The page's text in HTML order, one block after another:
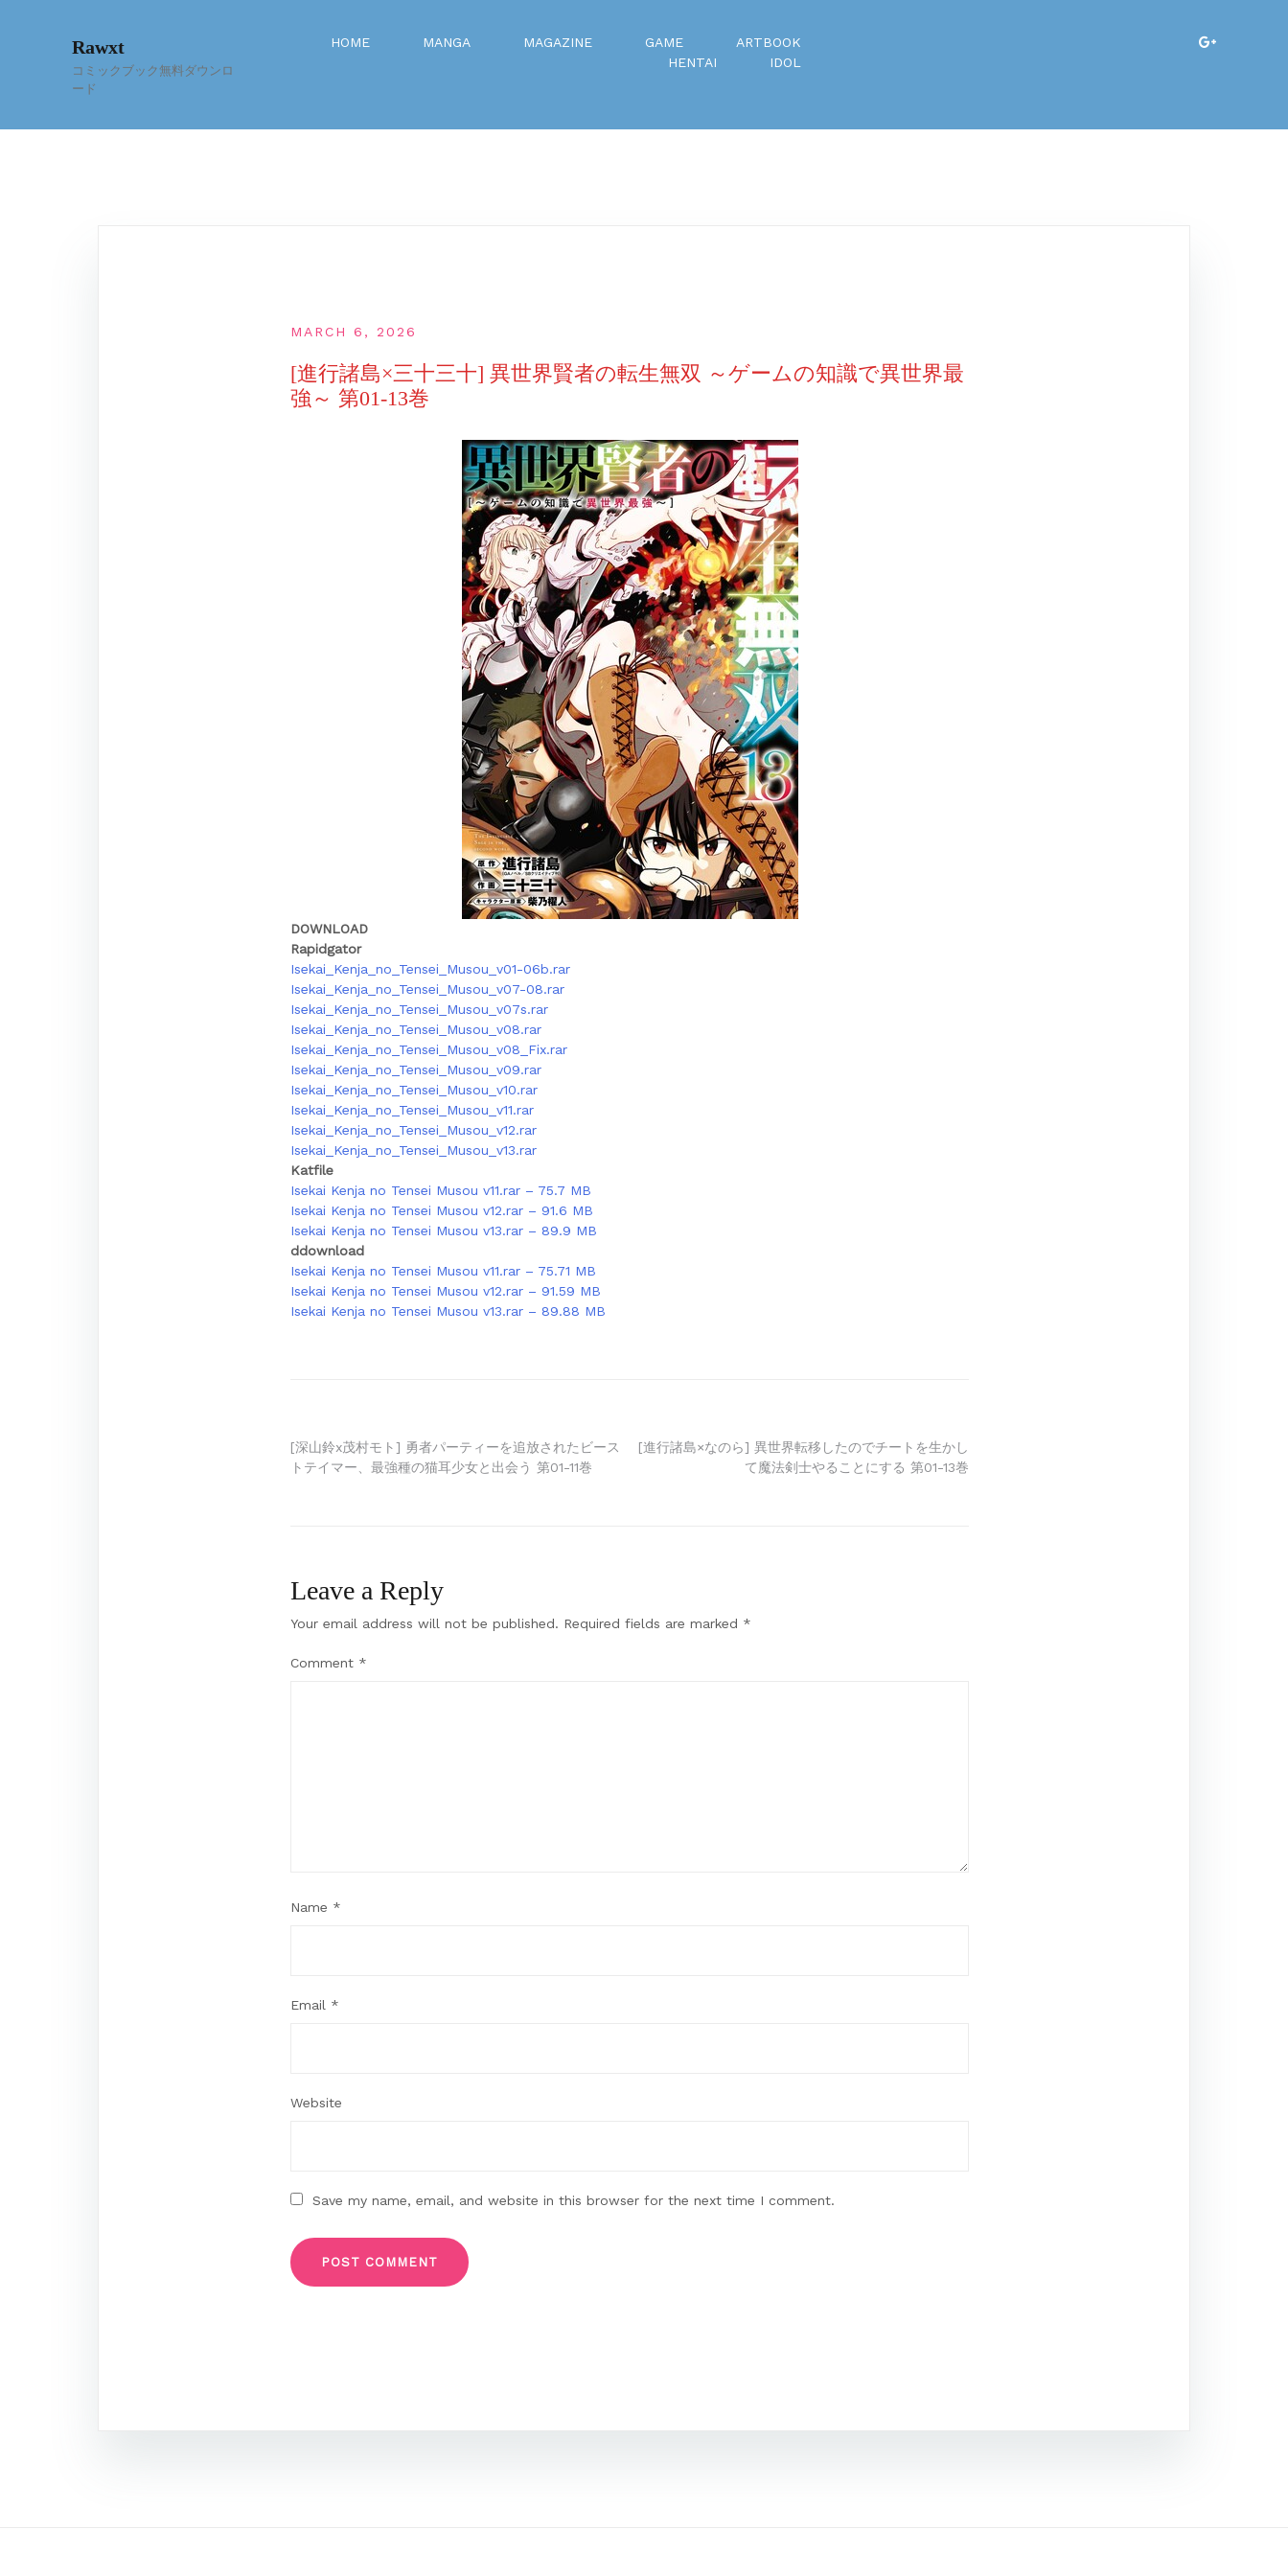
Rawxt
コミックブック無料ダウンロ
ード
HOME MANGA MAGAZINE GAME
ARTBOOK
HENTAI
IDOL
MARCH 6, 2026
[進行諸島×三十三十] 異世界賢者の転生無双 ～ゲームの知識で異世界最
強～ 第01-13巻
DOWNLOAD
Rapidgator
Isekai_Kenja_no_Tensei_Musou_v01-06b.rar
Isekai_Kenja_no_Tensei_Musou_v07-08.rar
Isekai_Kenja_no_Tensei_Musou_v07s.rar
Isekai_Kenja_no_Tensei_Musou_v08.rar
Isekai_Kenja_no_Tensei_Musou_v08_Fix.rar
Isekai_Kenja_no_Tensei_Musou_v09.rar
Isekai_Kenja_no_Tensei_Musou_v10.rar
Isekai_Kenja_no_Tensei_Musou_v11.rar
Isekai_Kenja_no_Tensei_Musou_v12.rar
Isekai_Kenja_no_Tensei_Musou_v13.rar
Katfile
Isekai Kenja no Tensei Musou v11.rar – 75.7 MB
Isekai Kenja no Tensei Musou v12.rar – 91.6 MB
Isekai Kenja no Tensei Musou v13.rar – 89.9 MB
ddownload
Isekai Kenja no Tensei Musou v11.rar – 75.71 MB
Isekai Kenja no Tensei Musou v12.rar – 91.59 MB
Isekai Kenja no Tensei Musou v13.rar – 89.88 MB
Post
[深山鈴x茂村モト] 勇者パーティーを追放されたビース
トテイマー、最強種の猫耳少女と出会う 第01-11巻
[進行諸島×なのら] 異世界転移したのでチートを生かし
て魔法剣士やることにする 第01-13巻
Leave a Reply
Your email address will not be published. Required fields are marked *
Comment *
Name *
Email *
Website
Save my name, email, and website in this browser for the next time I comment.